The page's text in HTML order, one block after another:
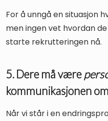
For å unngå en situasjon
men ingen vet hvordan
starte rekrutteringen nå.
5. Dere må være
kommunikasjonen
Når vi står i en